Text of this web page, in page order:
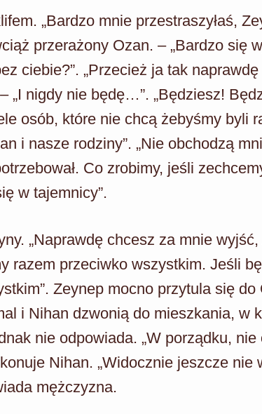
„Bardzo mnie przestraszyłaś,
przerażony Ozan. – „Bardzo się
ciebie?”. „Przecież ja tak naprawdę
„I nigdy nie będę…”. „Będziesz!
osób, które nie chcą żebyśmy byli
i nasze rodziny”. „Nie obchodzą
Co zrobimy, jeśli
w tajemnicy”.
„Naprawdę chcesz za mnie
razem przeciwko wszystkim. Jeśli
Zeynep mocno przytula się do
i Nihan dzwonią do mieszkania, w
nie odpowiada. „W porządku, nie
Nihan. „Widocznie jeszcze nie
mężczyzna.